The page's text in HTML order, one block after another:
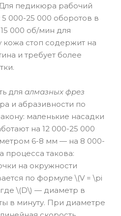
педикюра рабочий
5 000-25 000 оборотов в
000 об/мин для
кожа стоп содержит на
и требует более
для алмазных фрез
и абразивности по
маленькие насадки
на 12 000-25 000
6-8 мм — на 8 000-
процесса такова:
на окружности
по формуле \(V = \pi
\(D\) — диаметр в
в минуту. При диаметре